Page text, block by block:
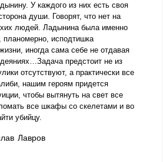
У каждого из них есть своя
души. Говорят, что нет на
людей. Ладынина была именно
исподтишка
иногда сама себе не отдавая
предстоит не из
отсутствуют, а практически все
нашим героям придется
чтобы вытянуть на свет все
все шкафы со скелетами и во
убийцу.
Лавров